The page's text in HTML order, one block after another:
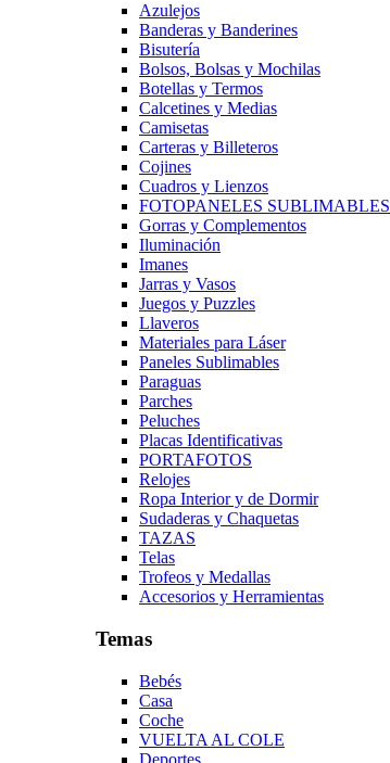
Azulejos
Banderas y Banderines
Bisutería
Bolsos, Bolsas y Mochilas
Botellas y Termos
Calcetines y Medias
Camisetas
Carteras y Billeteros
Cojines
Cuadros y Lienzos
FOTOPANELES SUBLIMABLES
Gorras y Complementos
Iluminación
Imanes
Jarras y Vasos
Juegos y Puzzles
Llaveros
Materiales para Láser
Paneles Sublimables
Paraguas
Parches
Peluches
Placas Identificativas
PORTAFOTOS
Relojes
Ropa Interior y de Dormir
Sudaderas y Chaquetas
TAZAS
Telas
Trofeos y Medallas
Accesorios y Herramientas
Temas
Bebés
Casa
Coche
VUELTA AL COLE
Deportes